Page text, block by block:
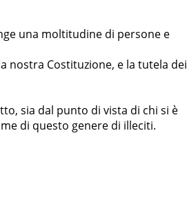
una moltitudine di persone e
nostra Costituzione, e la tutela dei
sia dal punto di vista di chi si è
di questo genere di illeciti.